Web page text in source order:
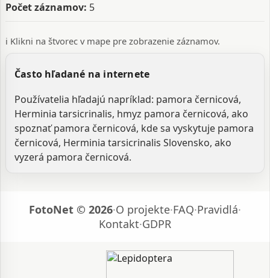
Počet záznamov: 5
ℹ️ Klikni na štvorec v mape pre zobrazenie záznamov.
Často hľadané na internete
Používatelia hľadajú napríklad: pamora černicová,
Herminia tarsicrinalis, hmyz pamora černicová, ako
spoznať pamora černicová, kde sa vyskytuje pamora
černicová, Herminia tarsicrinalis Slovensko, ako
vyzerá pamora černicová.
FotoNet © 2026·O projekte·FAQ·Pravidlá·
Kontakt·GDPR